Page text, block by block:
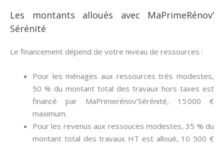
Les montants alloués avec MaPrimeRénov’
Sérénité
Le financement dépend de votre niveau de ressources :
Pour les ménages aux ressources très modestes,
50 % du montant total des travaux hors taxes est
financé par MaPrimerénov’Sérénité, 15 000 €
maximum.
Pour les revenus aux ressouces modestes, 35 % du
montant total des travaux HT est alloué, 10 500 €